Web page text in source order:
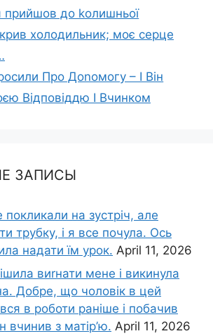
прийшов до kолишньої
холодильник; моє серце
Про Доnомогу – І Він
Відповіддю І Вчинком
ЗАПИСЫ
на зустріч, але
трубку, і я все почула. Ось
надати їм урок. April 11, 2026
виrнати мене і викинула
Добре, що чоловік в цей
в роботи раніше і побачив
вчинив з матір’ю. April 11, 2026